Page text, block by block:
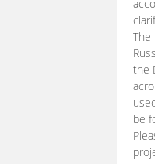
The
the
be